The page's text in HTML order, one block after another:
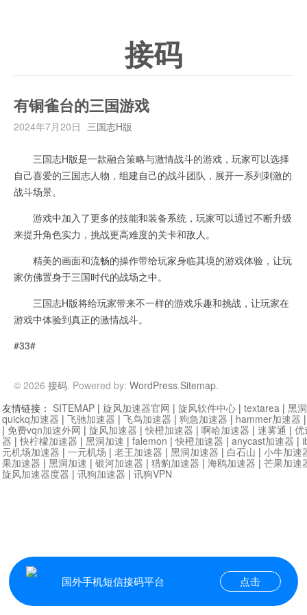
接码
有铜雀台的三国游戏
2024年7月20日 三国志H版
三国志H版是一款融合策略与激情战斗的游戏，玩家可以选择
自己喜爱的三国志人物，组建自己的战斗团队，展开一系列刺激的
战斗场景。
游戏中加入了更多的技能和装备系统，玩家可以通过不断升级
来提升角色实力，挑战更高难度的关卡和敌人。
精美的画面和流畅的操作带给玩家身临其境的游戏体验，让玩
家仿佛置身于三国时代的战场之中。
三国志H版将给玩家带来不一样的游戏乐趣和挑战，让玩家在
游戏中体验到真正的激情战斗。
#33#
© 2026 接码. Powered by: WordPress.Sitemap.
国外手机短信接码平台 点击
友情链接： SITEMAP | 旋风加速器官网 | 旋风软件中心 | textarea | 黑
quickq加速器 | 飞驰加速器 | 飞鸟加速器 | 狗急加速器 | hammer加速器
| 免费vqn加速外网 | 旋风加速器 |快橙加速器 | 啊哈加速器 | 迷雾通 | 优
器 |快柠檬加速器 | 黑洞加速 | falemon |快橙加速器 | anycast加速器 |
元机场加速器 | 一元机场 | 老王加速器 | 黑洞加速器 | 白石山 | 小牛加速
果加速器 | 黑洞加速 | 银河加速器 | 猎豹加速器 | 海鸥加速器 | 芒果加速
旋风加速器度器 | 讯狗加速器 | 讯狗VPN